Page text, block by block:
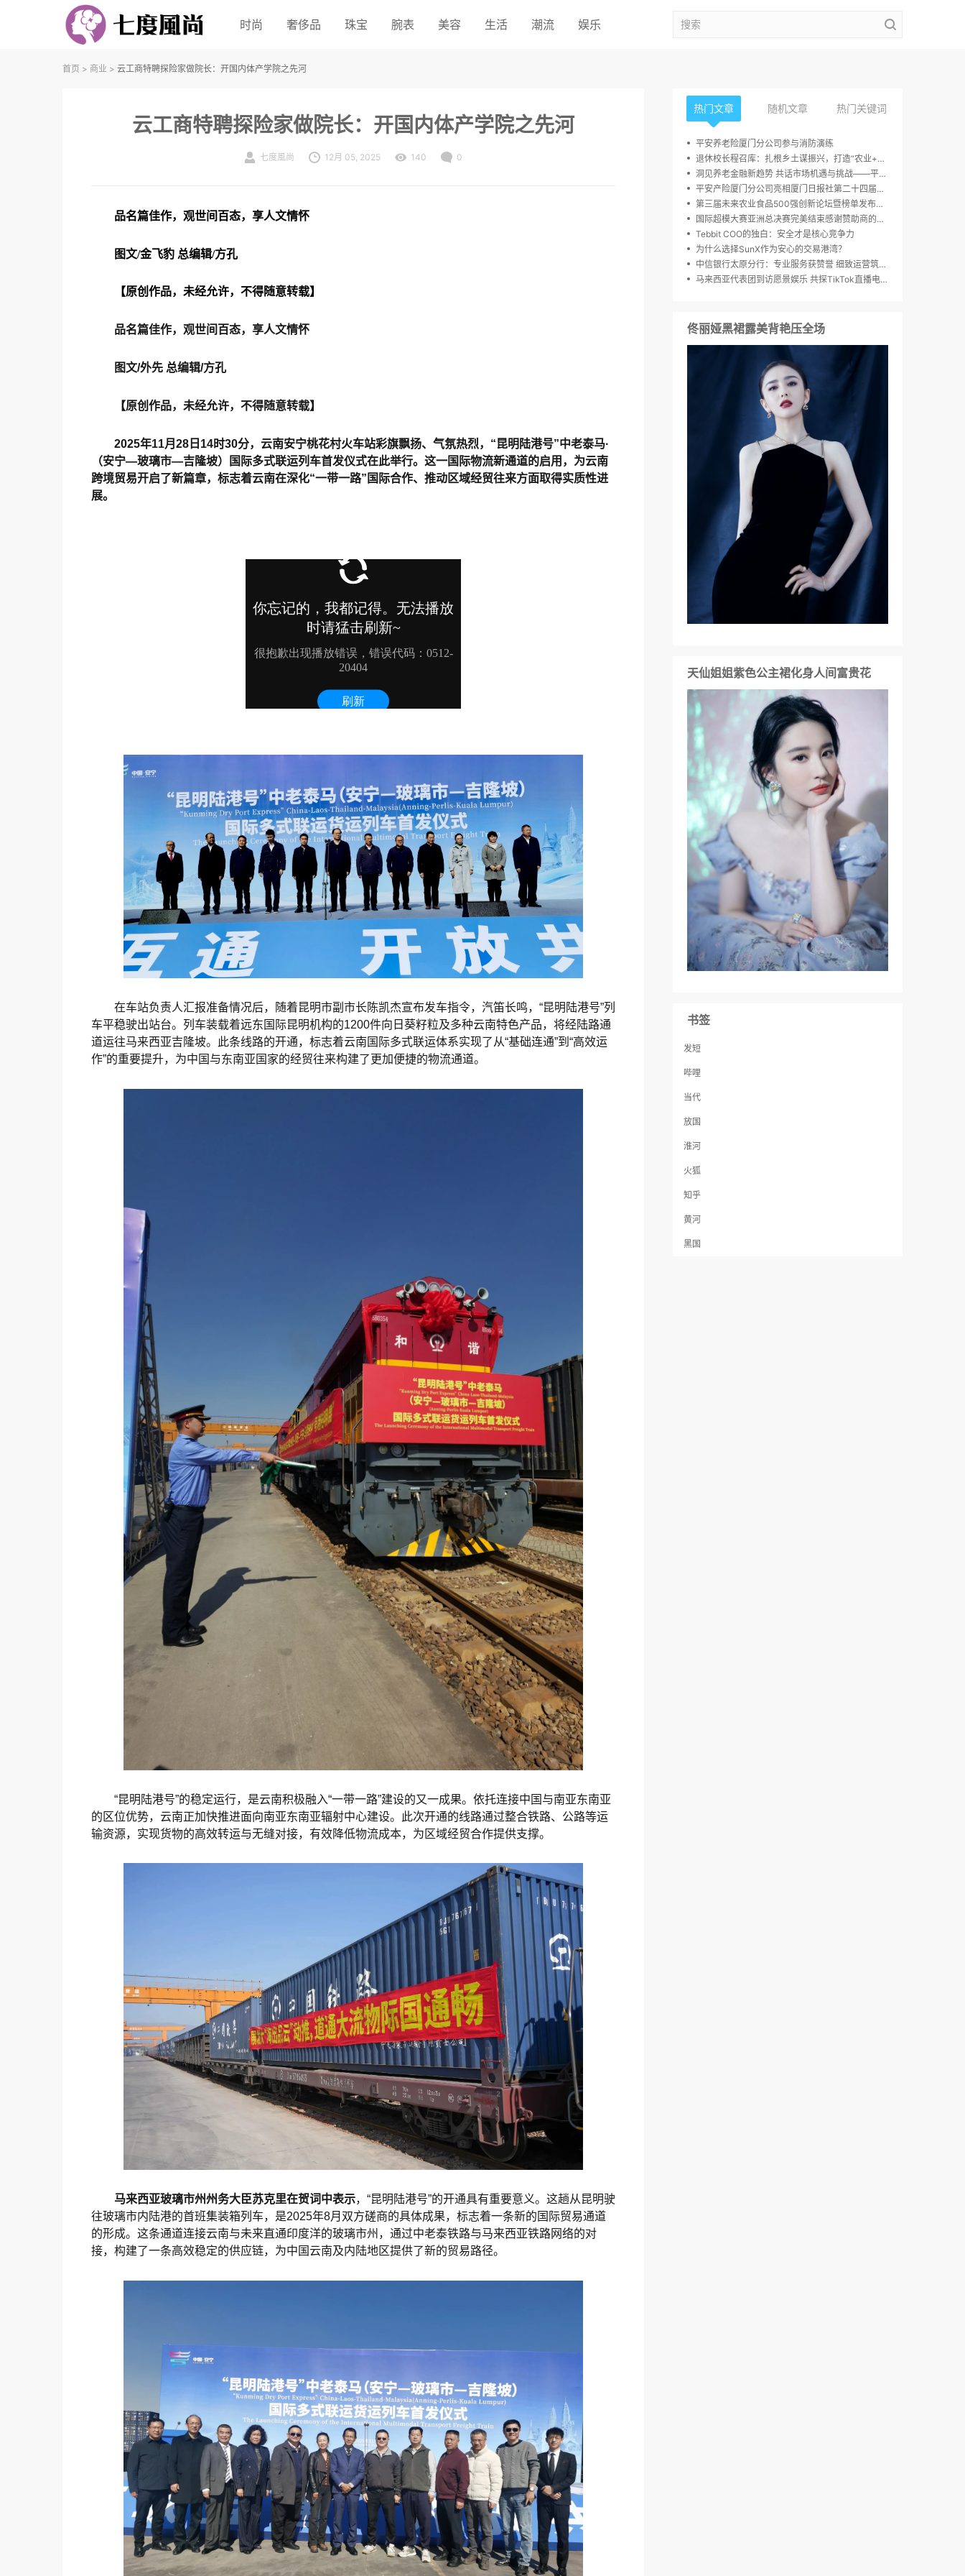
时尚 奢侈品 珠宝 腕表 美容 生活 潮流 娱乐
首页 > 商业 > 云工商特聘探险家做院长：开国内体产学院之先河
云工商特聘探险家做院长：开国内体产学院之先河
七度風尚 12月 05, 2025 140 0
品名篇佳作，观世间百态，享人文情怀
图文/金飞豹 总编辑/方孔
【原创作品，未经允许，不得随意转载】
品名篇佳作，观世间百态，享人文情怀
图文/外先 总编辑/方孔
【原创作品，未经允许，不得随意转载】
2025年11月28日14时30分，云南安宁桃花村火车站彩旗飘扬、气氛热烈，“昆明陆港号”中老泰马·
（安宁—玻璃市—吉隆坡）国际多式联运列车首发仪式在此举行。这一国际物流新通道的启用，为云南
跨境贸易开启了新篇章，标志着云南在深化“一带一路”国际合作、推动区域经贸往来方面取得实质性进
展。
在车站负责人汇报准备情况后，随着昆明市副市长陈凯杰宣布发车指令，汽笛长鸣，“昆明陆港号”列
车平稳驶出站台。列车装载着远东国际昆明机构的1200件向日葵籽粒及多种云南特色产品，将经陆路通
道运往马来西亚吉隆坡。此条线路的开通，标志着云南国际多式联运体系实现了从“基础连通”到“高效运
作”的重要提升，为中国与东南亚国家的经贸往来构建了更加便捷的物流通道。
“昆明陆港号”的稳定运行，是云南积极融入“一带一路”建设的又一成果。依托连接中国与南亚东南亚
的区位优势，云南正加快推进面向南亚东南亚辐射中心建设。此次开通的线路通过整合铁路、公路等运
输资源，实现货物的高效转运与无缝对接，有效降低物流成本，为区域经贸合作提供支撑。
马来西亚玻璃市州州务大臣苏克里在贺词中表示，“昆明陆港号”的开通具有重要意义。这趟从昆明驶
往玻璃市内陆港的首班集装箱列车，是2025年8月双方磋商的具体成果，标志着一条新的国际贸易通道
的形成。这条通道连接云南与未来直通印度洋的玻璃市州，通过中老泰铁路与马来西亚铁路网络的对
接，构建了一条高效稳定的供应链，为中国云南及内陆地区提供了新的贸易路径。
热门文章 随机文章 热门关键词
平安养老险厦门分公司参与消防演练
退休校长程召库：扎根乡土谋振兴，打造“农业+多业态”融合发展新样本
洞见养老金融新趋势 共话市场机遇与挑战——平安养老广东分公司年金客户论坛在京成功举办
平安产险厦门分公司亮相厦门日报社第二十四届读者嘉年华活动
第三届未来农业食品500强创新论坛暨榜单发布周，10月23日于深圳圆满举行
国际超模大赛亚洲总决赛完美结束感谢赞助商的大力支持
Tebbit COO的独白：安全才是核心竞争力
为什么选择SunX作为安心的交易港湾？
中信银行太原分行：专业服务获赞誉 细致运营筑信任
马来西亚代表团到访愿景娱乐 共探TikTok直播电商增长新路径
佟丽娅黑裙露美背艳压全场
天仙姐姐紫色公主裙化身人间富贵花
书签
发短
哔哩
当代
放国
淮河
火狐
知乎
黄河
黑国